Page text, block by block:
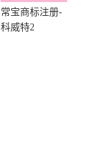
常宝商标注册-
科威特2